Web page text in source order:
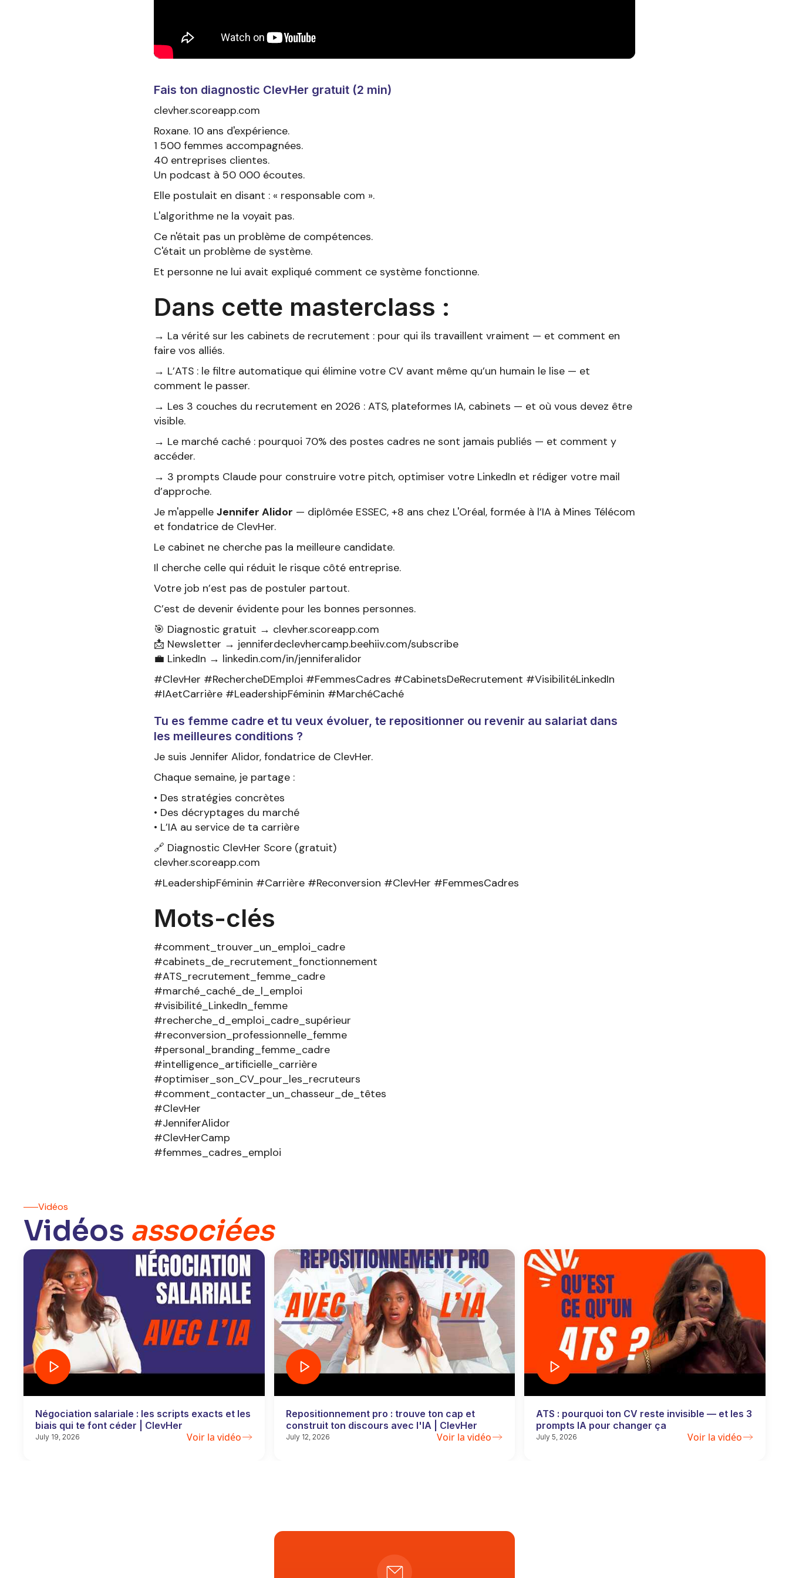
Fais ton diagnostic ClevHer gratuit (2 min)
clevher.scoreapp.com
Roxane. 10 ans d'expérience.
1 500 femmes accompagnées.
40 entreprises clientes.
Un podcast à 50 000 écoutes.
Elle postulait en disant : « responsable com ».
L'algorithme ne la voyait pas.
Ce n'était pas un problème de compétences.
C'était un problème de système.
Et personne ne lui avait expliqué comment ce système fonctionne.
Dans cette masterclass :
→ La vérité sur les cabinets de recrutement : pour qui ils travaillent vraiment — et comment en
faire vos alliés.
→ L’ATS : le filtre automatique qui élimine votre CV avant même qu’un humain le lise — et
comment le passer.
→ Les 3 couches du recrutement en 2026 : ATS, plateformes IA, cabinets — et où vous devez être
visible.
→ Le marché caché : pourquoi 70% des postes cadres ne sont jamais publiés — et comment y
accéder.
→ 3 prompts Claude pour construire votre pitch, optimiser votre LinkedIn et rédiger votre mail
d’approche.
Je m'appelle Jennifer Alidor — diplômée ESSEC, +8 ans chez L'Oréal, formée à l’IA à Mines Télécom
et fondatrice de ClevHer.
Le cabinet ne cherche pas la meilleure candidate.
Il cherche celle qui réduit le risque côté entreprise.
Votre job n’est pas de postuler partout.
C’est de devenir évidente pour les bonnes personnes.
🎯 Diagnostic gratuit → clevher.scoreapp.com
📩 Newsletter → jenniferdeclevhercamp.beehiiv.com/subscribe
💼 LinkedIn → linkedin.com/in/jenniferalidor
#ClevHer #RechercheDEmploi #FemmesCadres #CabinetsDeRecrutement #VisibilitéLinkedIn
#IAetCarrière #LeadershipFéminin #MarchéCaché
Tu es femme cadre et tu veux évoluer, te repositionner ou revenir au salariat dans
les meilleures conditions ?
Je suis Jennifer Alidor, fondatrice de ClevHer.
Chaque semaine, je partage :
• Des stratégies concrètes
• Des décryptages du marché
• L’IA au service de ta carrière
🔗 Diagnostic ClevHer Score (gratuit)
clevher.scoreapp.com
#LeadershipFéminin #Carrière #Reconversion #ClevHer #FemmesCadres
Mots-clés
#comment_trouver_un_emploi_cadre
#cabinets_de_recrutement_fonctionnement
#ATS_recrutement_femme_cadre
#marché_caché_de_l_emploi
#visibilité_LinkedIn_femme
#recherche_d_emploi_cadre_supérieur
#reconversion_professionnelle_femme
#personal_branding_femme_cadre
#intelligence_artificielle_carrière
#optimiser_son_CV_pour_les_recruteurs
#comment_contacter_un_chasseur_de_têtes
#ClevHer
#JenniferAlidor
#ClevHerCamp
#femmes_cadres_emploi
Vidéos
Vidéos associées
Négociation salariale : les scripts exacts et les
biais qui te font céder | ClevHer
July 19, 2026 Voir la vidéo
Repositionnement pro : trouve ton cap et
construit ton discours avec l'IA | ClevHer
July 12, 2026 Voir la vidéo
ATS : pourquoi ton CV reste invisible — et les 3
prompts IA pour changer ça
July 5, 2026 Voir la vidéo